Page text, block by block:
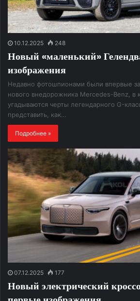
10.12.2025 248
Новый «маленький»
изображения
Недавно фотошпионами были впервые
нового внедорожника Mercedes-Benz, в
угадываются черты легендарного G-
представить, как…
Подробнее »
07.12.2025 177
Новый электрический